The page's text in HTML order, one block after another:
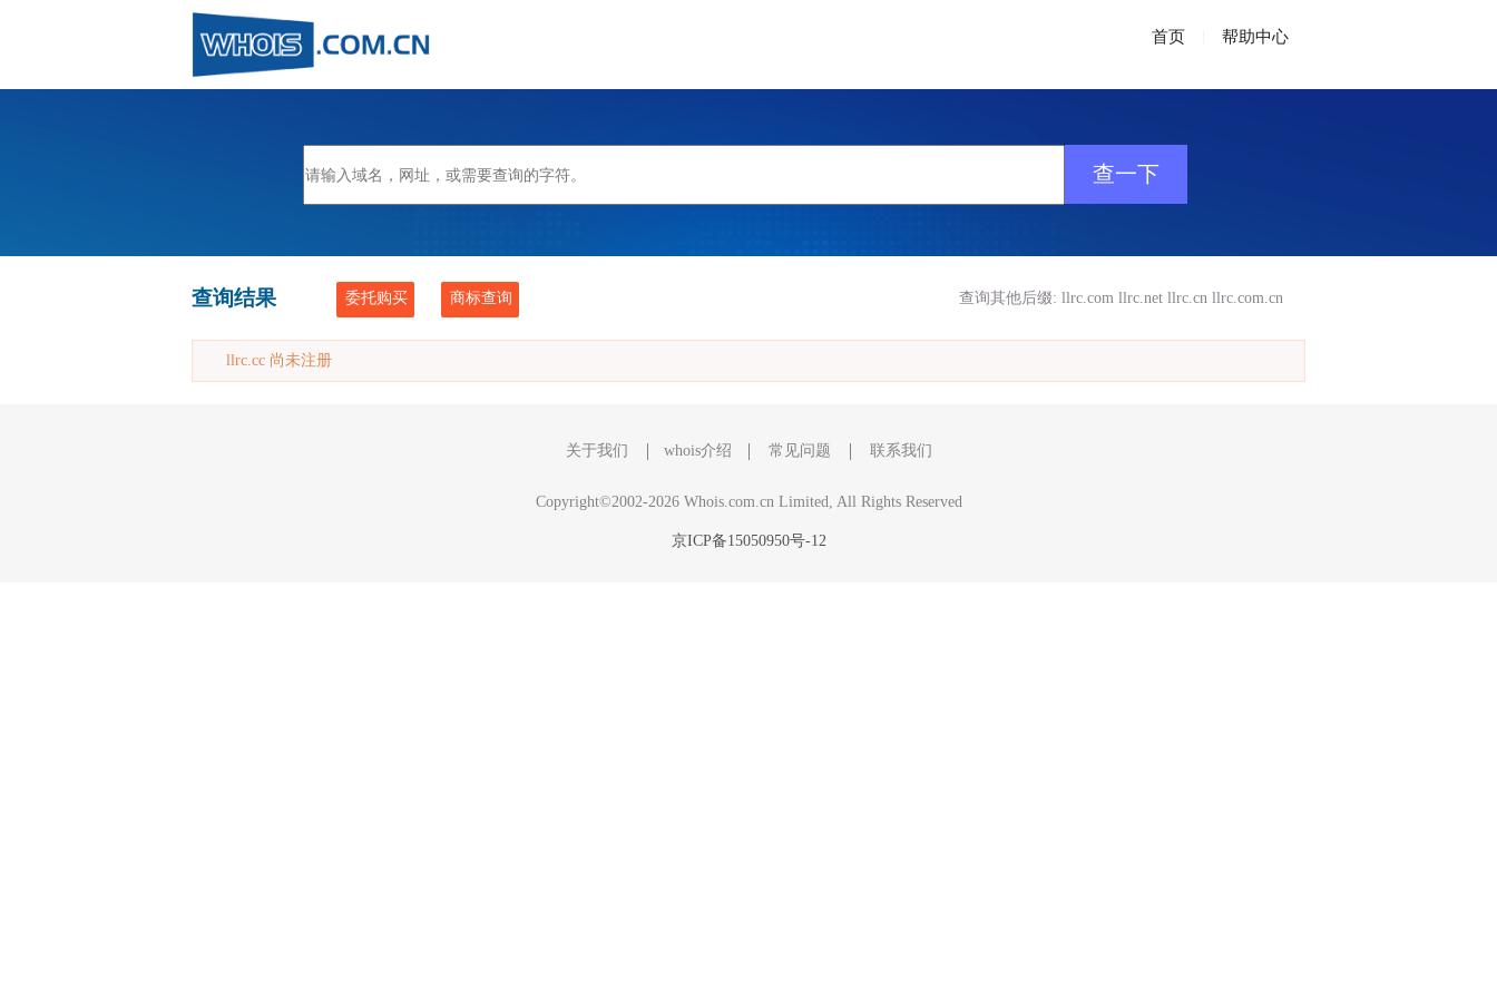
首页 帮助中心
查询结果 委托购买 商标查询 查询其他后缀: llrc.com llrc.net llrc.cn llrc.com.cn
llrc.cc 尚未注册
关于我们 whois介绍 常见问题 联系我们
Copyright©2002-2026 Whois.com.cn Limited, All Rights Reserved
京ICP备15050950号-12